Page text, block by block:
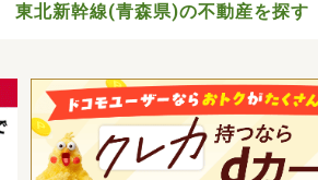
東北新幹線(青森県)の不動産を探す